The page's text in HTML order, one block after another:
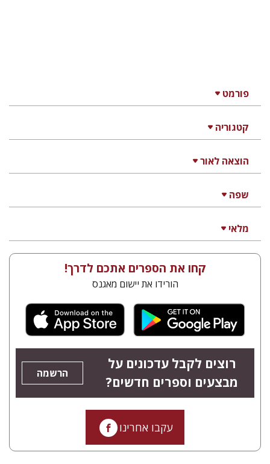
פורמט
קטגוריה
הוצאה לאור
שפה
מלאי
קחו את הספרים אתכם לדרך!
הורידו את יישום מאגנס
רוצים לקבל עדכונים על
מבצעים וספרים חדשים?
הרשמה
עקבו אחרינו